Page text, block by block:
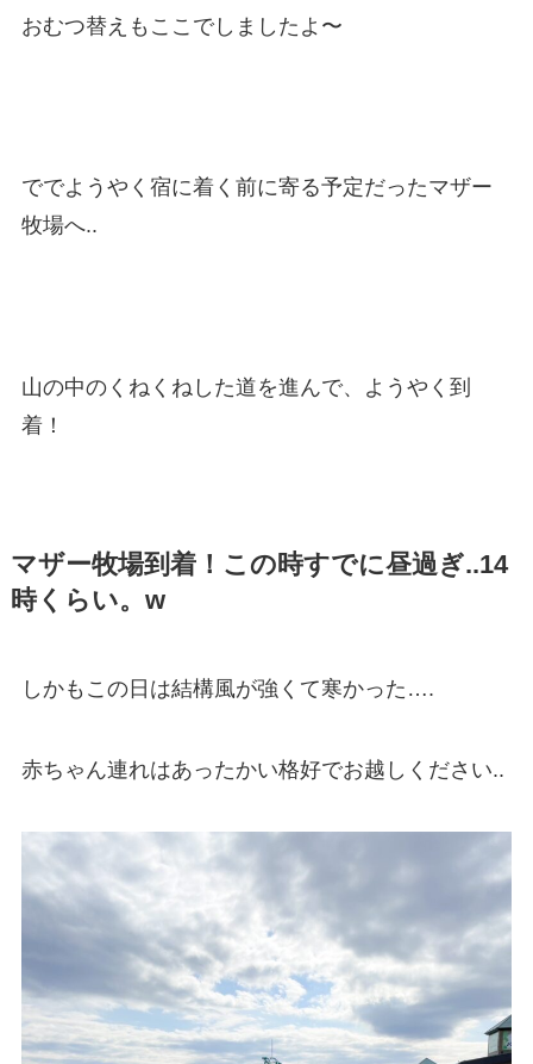
おむつ替えもここでしましたよ〜
ででようやく宿に着く前に寄る予定だったマザー
牧場へ..
山の中のくねくねした道を進んで、ようやく到
着！
マザー牧場到着！この時すでに昼過ぎ..14
時くらい。w
しかもこの日は結構風が強くて寒かった….
赤ちゃん連れはあったかい格好でお越しください..